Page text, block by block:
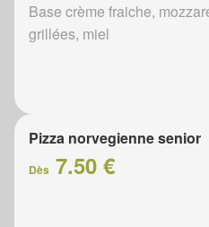
Base crème fraiche,
grillées, miel
Pizza norvegienne senior
Dès 7.50 €